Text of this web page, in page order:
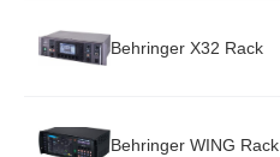
Behringer X32 Rack
Behringer WING Rack